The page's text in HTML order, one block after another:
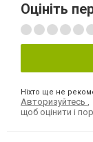
Оцініть
Ніхто ще не
Авторизуйтесь
щоб оцінити і